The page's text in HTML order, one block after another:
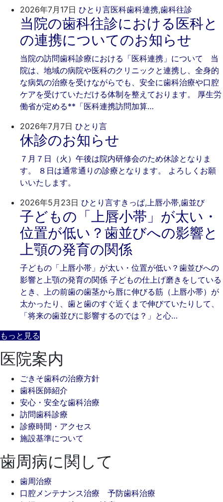
2026年7月17日 ひとり言医科歯科連携,歯科往診
年
7
17
日
き
そ
科
当院の歯科往診における医科と
の連携についてのお知らせ
当院の訪問歯科診療における「医科連携」について 当
院は、地域の病院や医科のクリニックと連携し、全身的
な病気の治療を受けながらでも、安全に歯科治療や口腔
ケアを受けていただける体制を整えております。 厚生労
働省が定める**「医科連携訪問加算…
2026年7月7日 ひとり言2026
年
7
月
7
ご
き
そ
歯
科
休診のお知らせ
７月７日（火）午後は院内研修会のため休診となりま
す。 ８日は通常通りの診療となります。 よろしくお願
いいたします。
2026年5月23日 ひとり言すきっぱ, 上唇小帯,歯並び
年
5
月
ご
き
そ
歯
子どもの「上唇小帯」が太い・
位置が低い？歯並びへの影響と
上顎の発育の関係
子どもの「上唇小帯」が太い・位置が低い？歯並びへの
影響と上顎の発育の関係 子どもの仕上げ磨きをしている
とき、上の前歯の歯茎から唇に伸びる筋（上唇小帯）が
太かったり、歯と歯のすぐ近くまで伸びていたりして、
「将来の歯並びに影響するのでは？」と心…
もっと見る
医院案内
ごきそ歯科の治療方針
歯科医師紹介
安心・安全な歯科治療
訪問歯科診療
診療時間・アクセス
施設基準について
歯周病に関して
歯周治療
口腔メンテナンス治療 予防歯科治療